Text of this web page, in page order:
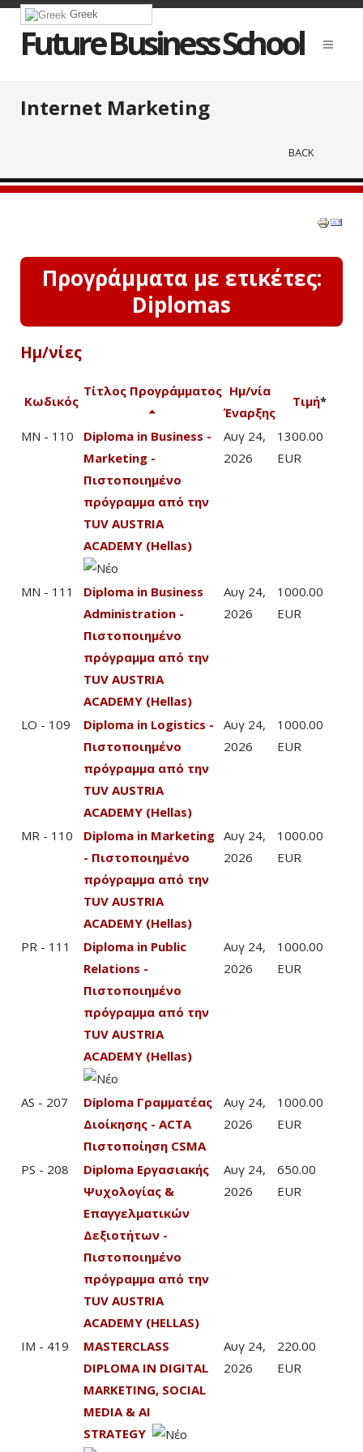
Greek
Future Business School
Internet Marketing
BACK
Προγράμματα με ετικέτες:
Diplomas
Ημ/νίες
Κωδικός
Τίτλος Προγράμματος Ημ/νία
Έναρξης
Τιμή*
MN - 110
Diploma in Business -
Marketing -
Πιστοποιημένο
πρόγραμμα από την
TUV AUSTRIA
ACADEMY (Hellas)
Αυγ 24,
2026
1300.00
EUR
MN - 111
Diploma in Business
Administration -
Πιστοποιημένο
πρόγραμμα από την
TUV AUSTRIA
ACADEMY (Hellas)
Αυγ 24,
2026
1000.00
EUR
LO - 109
Diploma in Logistics -
Πιστοποιημένο
πρόγραμμα από την
TUV AUSTRIA
ACADEMY (Hellas)
Αυγ 24,
2026
1000.00
EUR
MR - 110
Diploma in Marketing
- Πιστοποιημένο
πρόγραμμα από την
TUV AUSTRIA
ACADEMY (Hellas)
Αυγ 24,
2026
1000.00
EUR
PR - 111
Diploma in Public
Relations -
Πιστοποιημένο
πρόγραμμα από την
TUV AUSTRIA
ACADEMY (Hellas)
Αυγ 24,
2026
1000.00
EUR
AS - 207
Diploma Γραμματέας
Διοίκησης - ACTA
Πιστοποίηση CSMA
Αυγ 24,
2026
1000.00
EUR
PS - 208
Diploma Εργασιακής
Ψυχολογίας &
Επαγγελματικών
Δεξιοτήτων -
Πιστοποιημένο
πρόγραμμα από την
TUV AUSTRIA
ACADEMY (HELLAS)
Αυγ 24,
2026
650.00
EUR
IM - 419
MASTERCLASS
DIPLOMA IN DIGITAL
MARKETING, SOCIAL
MEDIA & AI
STRATEGY
Αυγ 24,
2026
220.00
EUR